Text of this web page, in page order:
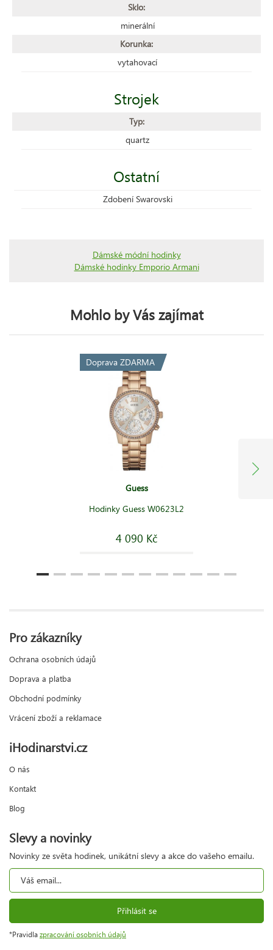
Sklo:
minerální
Korunka:
vytahovací
Strojek
Typ:
quartz
Ostatní
Zdobení Swarovski
Dámské módní hodinky
Dámské hodinky Emporio Armani
Mohlo by Vás zajímat
Doprava ZDARMA
Guess
Hodinky Guess W0623L2
4 090 Kč
Pro zákazníky
Ochrana osobních údajů
Doprava a platba
Obchodní podmínky
Vrácení zboží a reklamace
iHodinarstvi.cz
O nás
Kontakt
Blog
Slevy a novinky
Novinky ze světa hodinek, unikátní slevy a akce do vašeho emailu.
Přihlásit se
*Pravidla zpracování osobních údajů